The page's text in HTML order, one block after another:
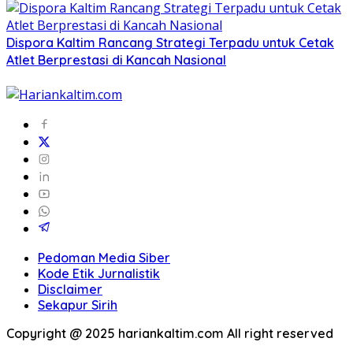
Dispora Kaltim Rancang Strategi Terpadu untuk Cetak
Atlet Berprestasi di Kancah Nasional
Pedoman Media Siber
Kode Etik Jurnalistik
Disclaimer
Sekapur Sirih
Copyright @ 2025 hariankaltim.com All right reserved